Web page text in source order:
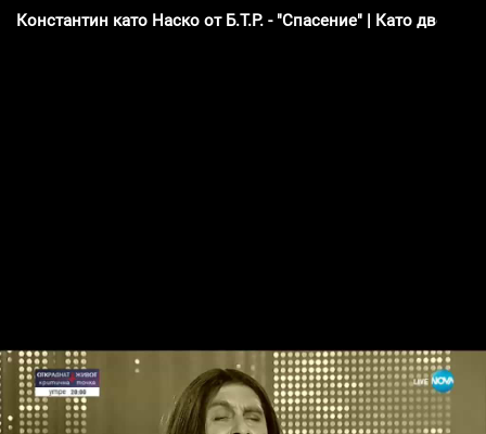
Константин като Наско от Б.Т.Р. - "Спасение" | Като две